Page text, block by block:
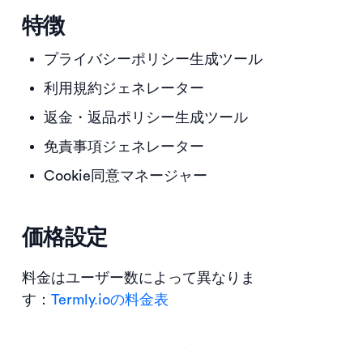
特徴
プライバシーポリシー生成ツール
利用規約ジェネレーター
返金・返品ポリシー生成ツール
免責事項ジェネレーター
Cookie同意マネージャー
価格設定
料金はユーザー数によって異なりま
す： Termly.ioの料金表